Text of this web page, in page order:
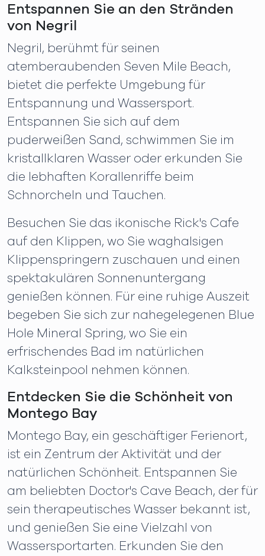
Entspannen Sie an den Stränden
von Negril
Negril, berühmt für seinen
atemberaubenden Seven Mile Beach,
bietet die perfekte Umgebung für
Entspannung und Wassersport.
Entspannen Sie sich auf dem
puderweißen Sand, schwimmen Sie im
kristallklaren Wasser oder erkunden Sie
die lebhaften Korallenriffe beim
Schnorcheln und Tauchen.
Besuchen Sie das ikonische Rick's Cafe
auf den Klippen, wo Sie waghalsigen
Klippenspringern zuschauen und einen
spektakulären Sonnenuntergang
genießen können. Für eine ruhige Auszeit
begeben Sie sich zur nahegelegenen Blue
Hole Mineral Spring, wo Sie ein
erfrischendes Bad im natürlichen
Kalksteinpool nehmen können.
Entdecken Sie die Schönheit von
Montego Bay
Montego Bay, ein geschäftiger Ferienort,
ist ein Zentrum der Aktivität und der
natürlichen Schönheit. Entspannen Sie
am beliebten Doctor's Cave Beach, der für
sein therapeutisches Wasser bekannt ist,
und genießen Sie eine Vielzahl von
Wassersportarten. Erkunden Sie den